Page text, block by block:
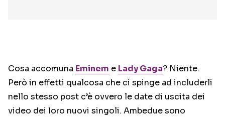
Cosa accomuna Eminem e Lady Gaga? Niente.
Però in effetti qualcosa che ci spinge ad includerli
nello stesso post c’è ovvero le date di uscita dei
video dei loro nuovi singoli. Ambedue sono